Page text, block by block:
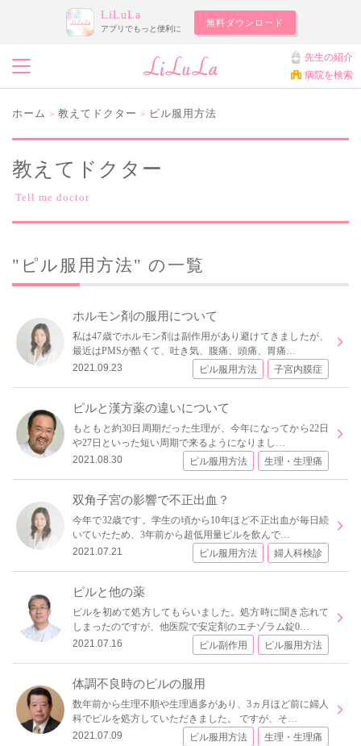
LiLuLa
アプリでもっと便利に
無料ダウンロード
先生の紹介
病院を検索
ホーム > 教えてドクター > ピル服用方法
教えてドクター
Tell me doctor
"ピル服用方法" の一覧
ホルモン剤の服用について
私は47歳でホルモン剤は副作用があり避けてきましたが、
最近はPMSが酷くて、吐き気、腹痛、頭痛、胃痛…
2021.09.23
ピル服用方法 子宮内膜症
ピルと漢方薬の違いについて
もともと約30日周期だった生理が、今年になってから22日
や27日といった短い周期で来るようになりまし…
2021.08.30
ピル服用方法 生理・生理痛
双角子宮の影響で不正出血？
今年で32歳です。学生の頃から10年ほど不正出血が毎日続
いていたため、3年前から超低用量ピルを飲んで…
2021.07.21
ピル服用方法 婦人科検診
ピルと他の薬
ピルを初めて処方してもらいました。処方時に聞き忘れて
しまったのですが、他医院で安定剤のエチゾラム錠0…
2021.07.16
ピル副作用 ピル服用方法
体調不良時のピルの服用
数年前から生理不順や生理過多があり、3ヵ月ほど前に婦人
科でピルを処方していただきました。 ですが、そ…
2021.07.09
ピル服用方法 生理・生理痛